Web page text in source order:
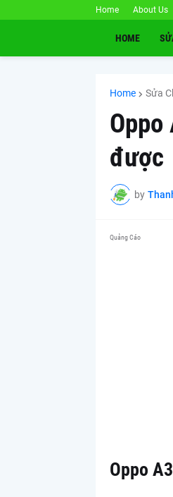
Home About Us
HOME
Home Sửa
được
by
Quảng Cáo
Oppo